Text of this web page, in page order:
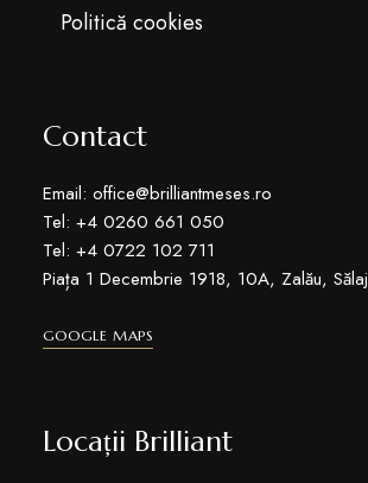
Politică cookies
Contact
Email: office@brilliantmeses.ro
Tel: +4 0260 661 050
Tel: +4 0722 102 711
Piața 1 Decembrie 1918, 10A, Zalău, Sălaj
GOOGLE MAPS
Locații Brilliant